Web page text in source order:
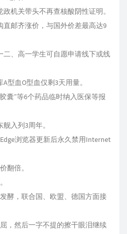
机关带头不再查核酸阴性证明。
直邮齐涨价，与国外价差最高达9
二、高一学生可自愿申请线下或线
型血O型血仅剩3天用量。
囊”等6个药品临时纳入医保等报
入列3周年。
浏览器更新后永久禁用Internet
翻倍。
酵，联合国、欧盟、德国方面接
，然后一字不提的擦干眼泪继续